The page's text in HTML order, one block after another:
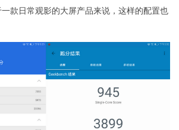
款日常观影的大屏产品来说，这样的配置也